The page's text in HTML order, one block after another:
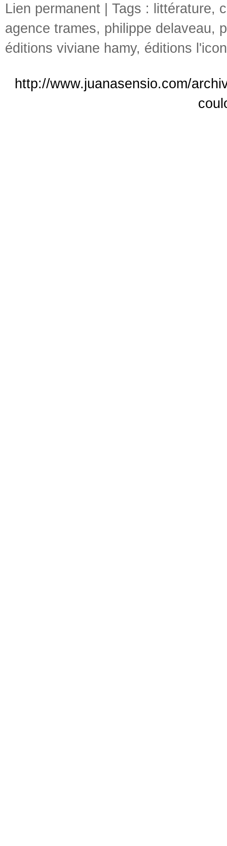
Lien permanent | Tags : littérature,
agence trames, philippe delaveau,
éditions viviane hamy, éditions
http://www.juanasensio.com/